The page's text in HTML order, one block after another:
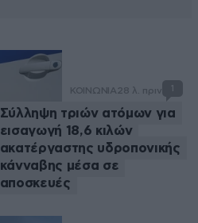
ΚΟΙΝΩΝΙΑ28 λ. πριν
Σύλληψη τριών ατόμων για
εισαγωγή 18,6 κιλών
ακατέργαστης υδροπονικής
κάνναβης μέσα σε
αποσκευές